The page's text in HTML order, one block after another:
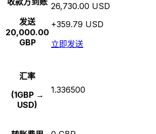
发送
20,000.00
GBP
26,730.00 USD
+359.79 USD
立即发送
汇率
(1GBP →
USD)
1.336500